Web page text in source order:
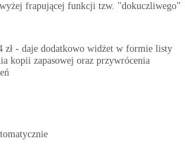
frapującej funkcji tzw. "dokuczliwego"
zł - daje dodatkowo widżet w formie listy
kopii zapasowej oraz przywrócenia